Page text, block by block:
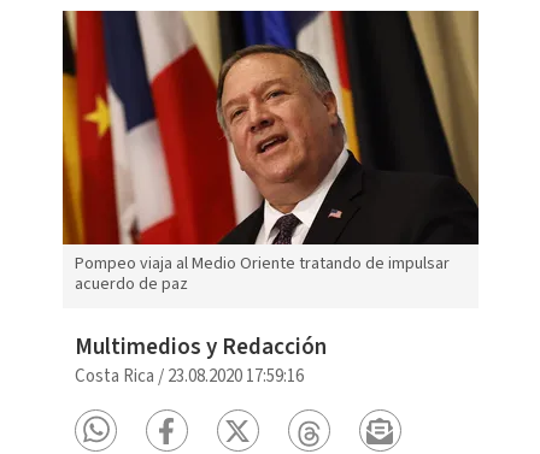
Pompeo viaja al Medio Oriente tratando de impulsar
acuerdo de paz
Multimedios y Redacción
Costa Rica /23.08.2020 17:59:16